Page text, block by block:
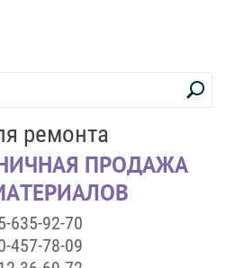
ремонта
ПРОДАЖА
635-92-70
457-78-09